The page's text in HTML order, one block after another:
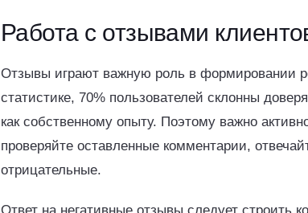
Работа с отзывами
Отзывы играют важную роль в формировании
статистике, 70% пользователей склонны
как собственному опыту. Поэтому важно
проверяйте оставленные комментарии,
отрицательные.